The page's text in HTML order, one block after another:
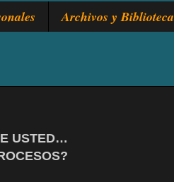
Archivos y Biblioteca
USTED…